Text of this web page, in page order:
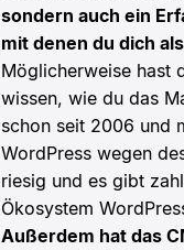
sondern auch ein
mit denen du dich
Möglicherweise hast
wissen, wie du das
schon seit 2006 und
WordPress wegen
riesig und es gibt
Ökosystem
Außerdem hat das